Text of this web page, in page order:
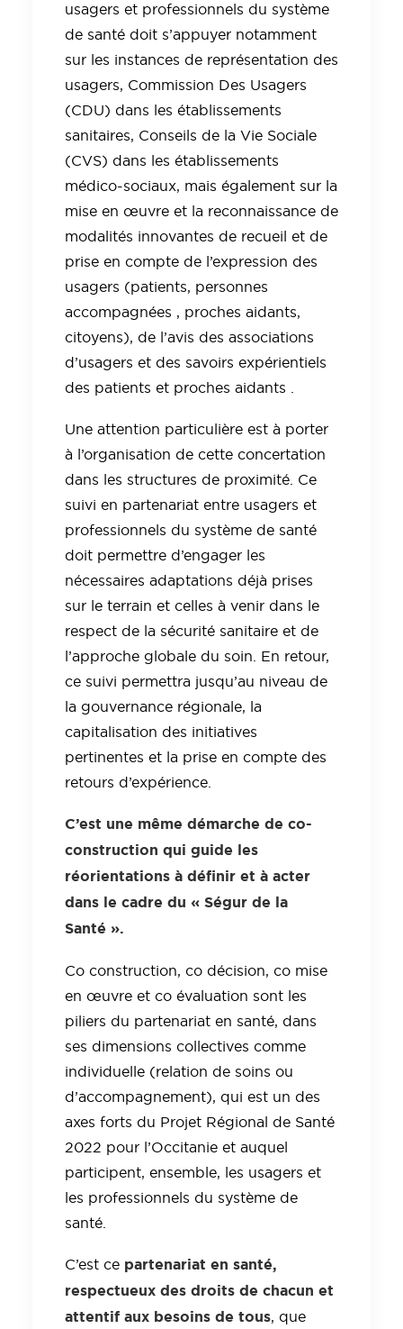
usagers et professionnels du système
de santé doit s’appuyer notamment
sur les instances de représentation des
usagers, Commission Des Usagers
(CDU) dans les établissements
sanitaires, Conseils de la Vie Sociale
(CVS) dans les établissements
médico-sociaux, mais également sur la
mise en œuvre et la reconnaissance de
modalités innovantes de recueil et de
prise en compte de l’expression des
usagers (patients, personnes
accompagnées , proches aidants,
citoyens), de l’avis des associations
d’usagers et des savoirs expérientiels
des patients et proches aidants .
Une attention particulière est à porter
à l’organisation de cette concertation
dans les structures de proximité. Ce
suivi en partenariat entre usagers et
professionnels du système de santé
doit permettre d’engager les
nécessaires adaptations déjà prises
sur le terrain et celles à venir dans le
respect de la sécurité sanitaire et de
l’approche globale du soin. En retour,
ce suivi permettra jusqu’au niveau de
la gouvernance régionale, la
capitalisation des initiatives
pertinentes et la prise en compte des
retours d’expérience.
C’est une même démarche de co-
construction qui guide les
réorientations à définir et à acter
dans le cadre du « Ségur de la
Santé ».
Co construction, co décision, co mise
en œuvre et co évaluation sont les
piliers du partenariat en santé, dans
ses dimensions collectives comme
individuelle (relation de soins ou
d’accompagnement), qui est un des
axes forts du Projet Régional de Santé
2022 pour l’Occitanie et auquel
participent, ensemble, les usagers et
les professionnels du système de
santé.
C’est ce partenariat en santé,
respectueux des droits de chacun et
attentif aux besoins de tous, que